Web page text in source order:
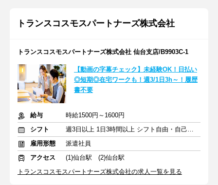
トランスコスモスパートナーズ株式会社
トランスコスモスパートナーズ株式会社 仙台支店/B9903C-1
【動画の字幕チェック】未経験OK！日払い
◎短期◎在宅ワークも！週3/1日3h～！履歴
書不要
給与
時給1500円～1600円
シフト
週3日以上 1日3時間以上 シフト自由・自己申告
雇用形態
派遣社員
アクセス
(1)仙台駅 (2)仙台駅
トランスコスモスパートナーズ株式会社の求人一覧を見る